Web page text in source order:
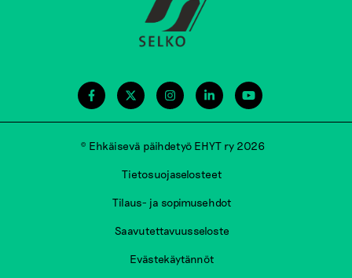
© Ehkäisevä päihdetyö EHYT ry 2026
Tietosuojaselosteet
Tilaus- ja sopimusehdot
Saavutettavuusseloste
Evästekäytännöt